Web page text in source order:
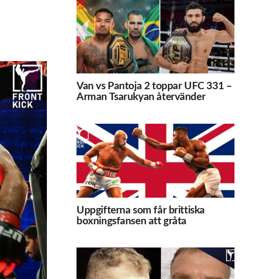
Van vs Pantoja 2 toppar UFC 331 –
Arman Tsarukyan återvänder
Uppgifterna som får brittiska
boxningsfansen att gråta